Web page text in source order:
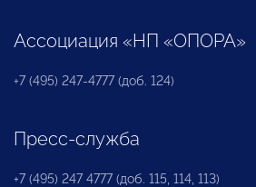
Ассоциация «НП «ОПОРА»
+7 (495) 247-4777 (доб. 124)
Пресс-служба
+7 (495) 247 4777 (доб. 115, 114, 113)